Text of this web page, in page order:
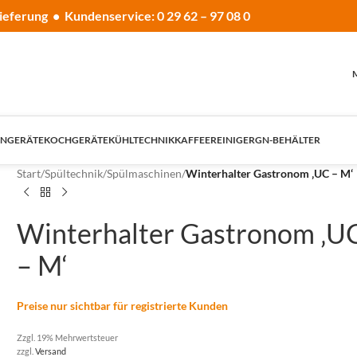
• Kundenservice: 0 29 62 – 97 08 0
KOCHGERÄTEKÜHLTECHNIKKAFFEEREINIGERGN-BEHÄLTER
Start/Spültechnik/Spülmaschinen/Winterhalter Gastronom ‚UC – M‘
Winterhalter Gastronom
– M‘
Preise nur sichtbar für registrierte Kunden
Zzgl. 19% Mehrwertsteuer
zzgl.Versand